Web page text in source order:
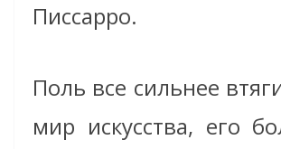
Писсарро.
Поль все сильнее
мир искусства, его